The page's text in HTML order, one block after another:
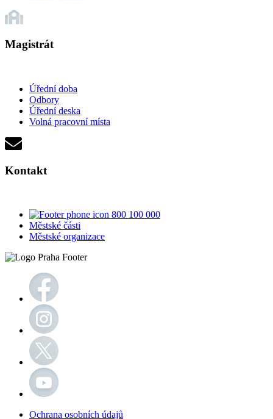
Magistrát
Úřední doba
Odbory
Úřední deska
Volná pracovní místa
Kontakt
800 100 000
Městské části
Městské organizace
Ochrana osobních údajů